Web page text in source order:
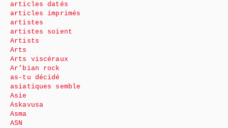
articles datés
articles imprimés
artistes
artistes soient
Artists
Arts
Arts viscéraux
Ar’bian rock
as-tu décidé
asiatiques semble
Asie
Askavusa
Asma
ASN